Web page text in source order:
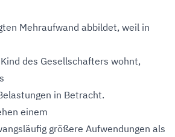
Mehraufwand abbildet, weil in
des Gesellschafters wohnt,
in Betracht.
einem
größere Aufwendungen als